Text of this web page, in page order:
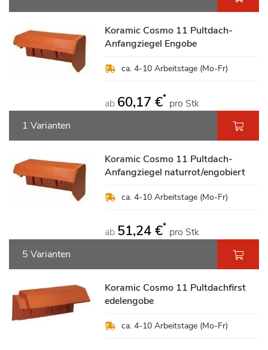
Koramic Cosmo 11 Pultdach-
Anfangziegel Engobe
ca. 4-10 Arbeitstage (Mo-Fr)
ab 60,17 €* pro Stk
1 Varianten
Koramic Cosmo 11 Pultdach-
Anfangziegel naturrot/engobiert
ca. 4-10 Arbeitstage (Mo-Fr)
ab 51,24 €* pro Stk
5 Varianten
Koramic Cosmo 11 Pultdachfirst
edelengobe
ca. 4-10 Arbeitstage (Mo-Fr)